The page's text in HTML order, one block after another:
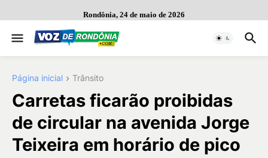
Rondônia, 24 de maio de 2026
Página inicial Trânsito
Carretas ficarão proibidas
de circular na avenida Jorge
Teixeira em horário de pico